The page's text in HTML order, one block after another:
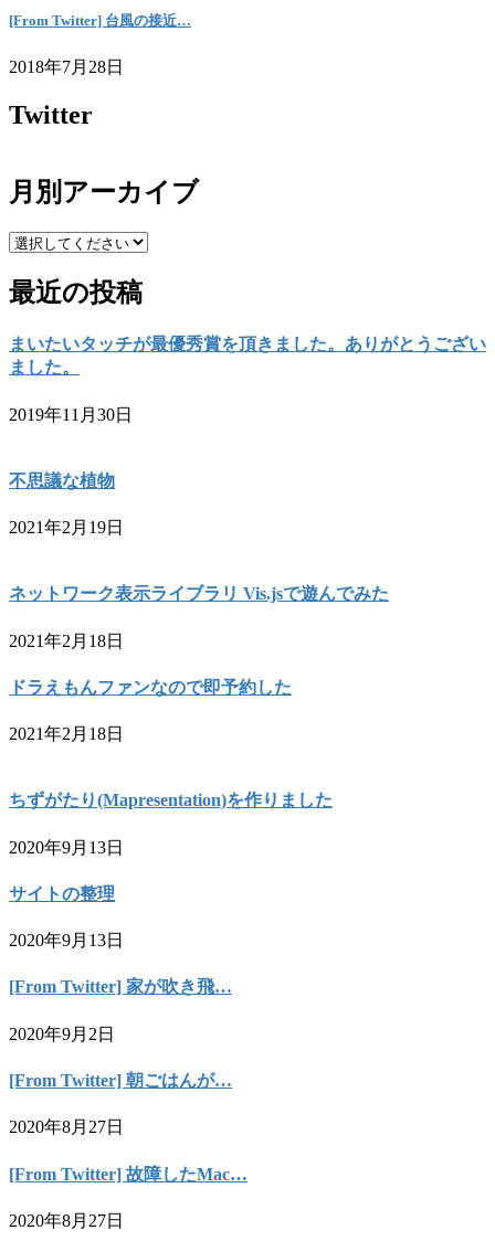
[From Twitter] 台風の接近…
2018年7月28日
Twitter
月別アーカイブ
最近の投稿
まいたいタッチが最優秀賞を頂きました。ありがとうござい
ました。
2019年11月30日
不思議な植物
2021年2月19日
ネットワーク表示ライブラリ Vis.jsで遊んでみた
2021年2月18日
ドラえもんファンなので即予約した
2021年2月18日
ちずがたり(Mapresentation)を作りました
2020年9月13日
サイトの整理
2020年9月13日
[From Twitter] 家が吹き飛…
2020年9月2日
[From Twitter] 朝ごはんが…
2020年8月27日
[From Twitter] 故障したMac…
2020年8月27日